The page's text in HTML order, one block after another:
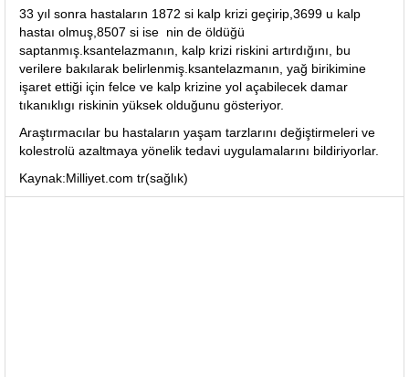
33 yıl sonra hastaların 1872 si kalp krizi geçirip,3699 u kalp
hastaı olmuş,8507 si ise nin de öldüğü
saptanmış.ksantelazmanın, kalp krizi riskini artırdığını, bu
verilere bakılarak belirlenmiş.ksantelazmanın, yağ birikimine
işaret ettiği için felce ve kalp krizine yol açabilecek damar
tıkanıklıgı riskinin yüksek olduğunu gösteriyor.
Araştırmacılar bu hastaların yaşam tarzlarını değiştirmeleri ve
kolestrolü azaltmaya yönelik tedavi uygulamalarını bildiriyorlar.
Kaynak:Milliyet.com tr(sağlık)